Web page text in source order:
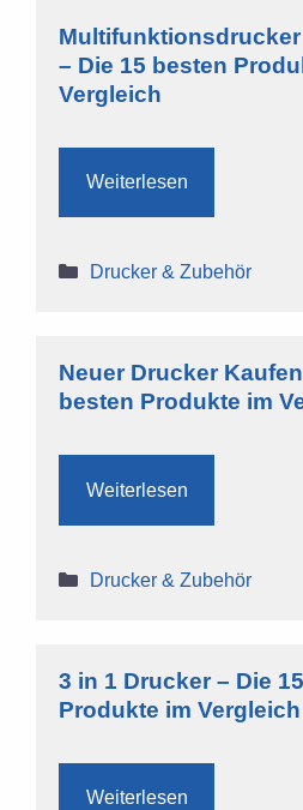
– Die 15 besten
Vergleich
Weiterlesen
Kategorien
Drucker & Zubehör
Neuer Drucker
besten Produkte im
Weiterlesen
Kategorien
Drucker & Zubehör
3 in 1 Drucker – Die
Produkte im Vergleich
Weiterlesen